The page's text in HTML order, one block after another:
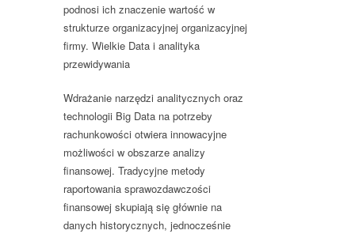
podnosi ich znaczenie wartość w
strukturze organizacyjnej organizacyjnej
firmy. Wielkie Data i analityka
przewidywania
Wdrażanie narzędzi analitycznych oraz
technologii Big Data na potrzeby
rachunkowości otwiera innowacyjne
możliwości w obszarze analizy
finansowej. Tradycyjne metody
raportowania sprawozdawczości
finansowej skupiają się głównie na
danych historycznych, jednocześnie